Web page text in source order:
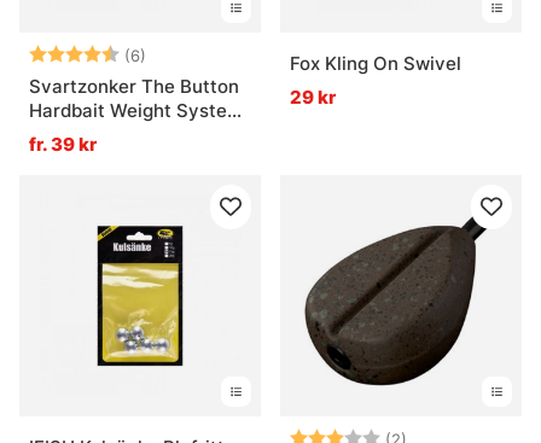
Betyg: (6)
4.8 utav 5 stjärnor
Svartzonker The Button
Hardbait Weight System
Fl. Orange (3-pack)
fr. 39 kr
Fox Kling On Swivel
29 kr
Betyg: